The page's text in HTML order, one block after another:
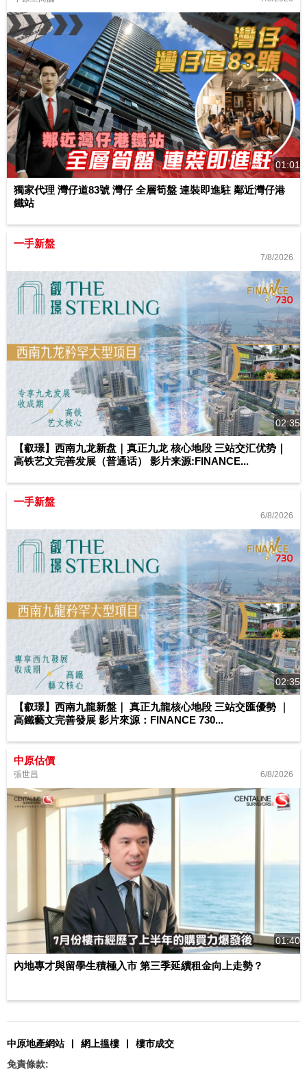
01:01
獨家代理 灣仔道83號 灣仔 全層筍盤 連裝即進駐 鄰近灣仔港
鐵站
一手新盤
7/8/2026
02:35
【叡璟】西南九龙新盘｜真正九龙 核心地段 三站交汇优势｜
高铁艺文完善发展（普通话） 影片来源:FINANCE...
一手新盤
6/8/2026
02:35
【叡璟】西南九龍新盤｜ 真正九龍核心地段 三站交匯優勢 ｜
高鐵藝文完善發展 影片來源：FINANCE 730...
中原估價
張世昌 6/8/2026
01:40
內地專才與留學生積極入市 第三季延續租金向上走勢？
中原地產網站 | 網上搵樓 |
樓市成交
免責條款: